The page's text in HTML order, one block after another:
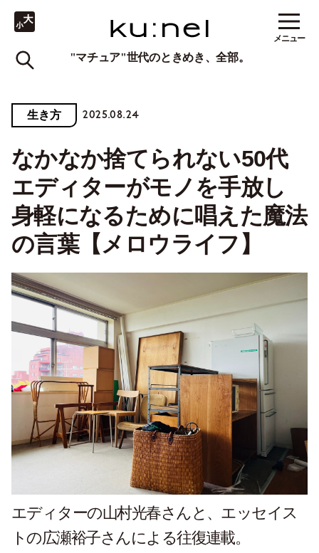
"マチュア"世代のときめき、全部。
メニュー
生き方 2025.08.24
なかなか捨てられない50代
エディターがモノを手放し
身軽になるために唱えた魔法
の言葉【メロウライフ】
エディターの山村光春さんと、エッセイス
トの広瀬裕子さんによる往復連載。